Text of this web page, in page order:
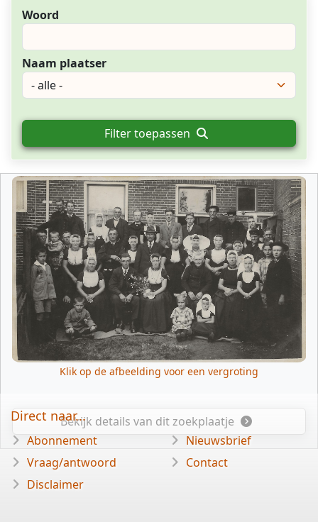
Woord
Naam plaatser
Filter toepassen
Klik op de afbeelding voor een vergroting
Bekijk details van dit zoekplaatje
Direct naar...
Abonnement
Vraag/antwoord
Disclaimer
Nieuwsbrief
Contact